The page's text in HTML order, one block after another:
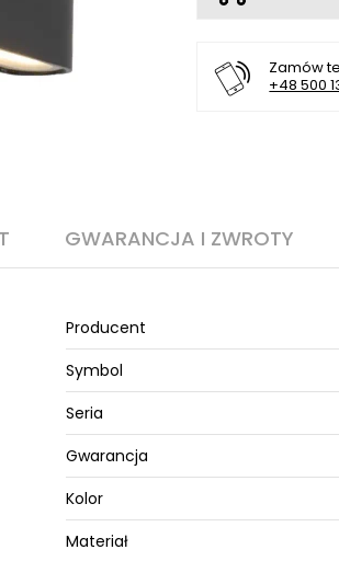
Zamów
+48 500
GWARANCJA I ZWROTY
Producent
Symbol
Seria
Gwarancja
Kolor
Materiał